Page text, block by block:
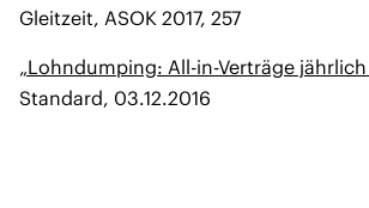
Gleitzeit, ASOK 2017, 257
„Lohndumping: All-in-Verträge
Standard, 03.12.2016